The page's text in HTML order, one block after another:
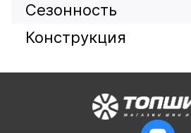
Сезонность
Конструкция